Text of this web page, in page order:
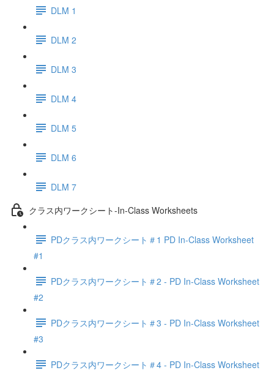
DLM 1
DLM 2
DLM 3
DLM 4
DLM 5
DLM 6
DLM 7
クラス内ワークシート-In-Class Worksheets
PDクラス内ワークシート＃1 PD In-Class Worksheet
#1
PDクラス内ワークシート＃2 - PD In-Class Worksheet
#2
PDクラス内ワークシート＃3 - PD In-Class Worksheet
#3
PDクラス内ワークシート＃4 - PD In-Class Worksheet